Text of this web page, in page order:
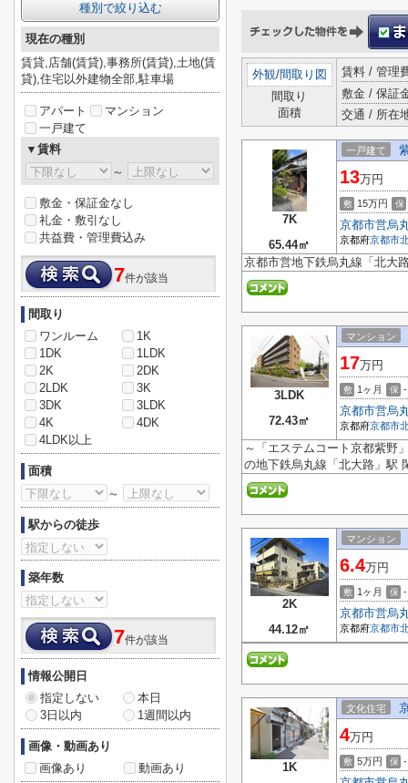
外観/間取り図
間取り
面積
賃料 / 管理
敷金 / 保証
交通 / 所在
7K
65.44㎡
一戸建て
13万円
敷 15万円 保
京都市営烏
京都府京都市
京都市営地下鉄烏丸線「北
3LDK
72.43㎡
マンション
17万円
敷 1ヶ月 保 -
京都市営烏
京都府京都市
～「エステムコート京都紫野
の地下鉄烏丸線「北大路」駅
2K
44.12㎡
マンション
6.4万円
敷 1ヶ月 保 -
京都市営烏
京都府京都市
1K
文化住宅
4万円
敷 5万円 保 -
種別で絞り込む
現在の種別
賃貸,店舗(賃貸),事務所(賃貸),土地(賃
貸),住宅以外建物全部,駐車場
アパート
マンション
一戸建て
▼賃料
～
敷金・保証金なし
礼金・敷引なし
共益費・管理費込み
7件が該当
間取り
ワンルーム
1K
1DK
1LDK
2K
2DK
2LDK
3K
3DK
3LDK
4K
4DK
4LDK以上
面積
～
駅からの徒歩
築年数
7件が該当
情報公開日
指定しない
本日
3日以内
1週間以内
画像・動画あり
画像あり
動画あり